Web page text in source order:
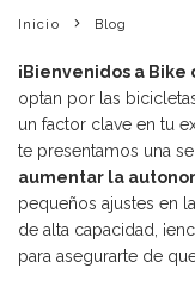
Inicio Blog
¡Bienvenidos a Bike
optan por las
un factor clave en tu
te presentamos una
aumentar la
pequeños ajustes en
de alta capacidad,
para asegurarte de